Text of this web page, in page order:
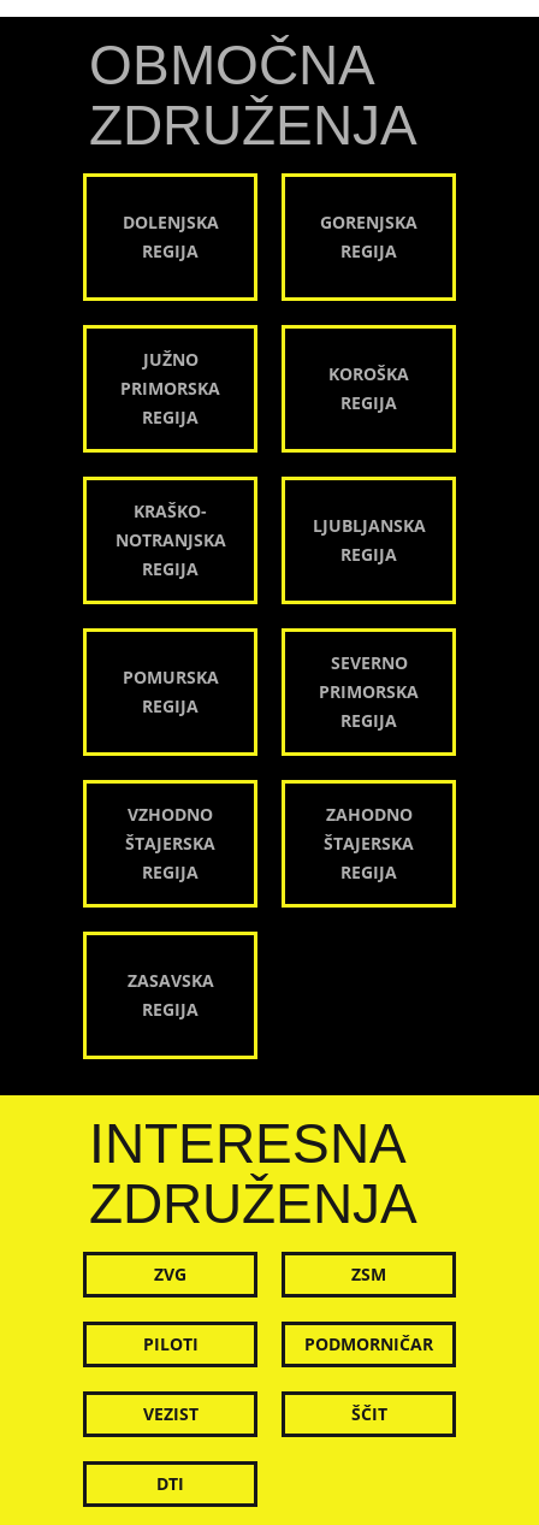
OBMOČNA
ZDRUŽENJA
DOLENJSKA
REGIJA
GORENJSKA
REGIJA
JUŽNO
PRIMORSKA
REGIJA
KOROŠKA
REGIJA
KRAŠKO-
NOTRANJSKA
REGIJA
LJUBLJANSKA
REGIJA
POMURSKA
REGIJA
SEVERNO
PRIMORSKA
REGIJA
VZHODNO
ŠTAJERSKA
REGIJA
ZAHODNO
ŠTAJERSKA
REGIJA
ZASAVSKA
REGIJA
INTERESNA
ZDRUŽENJA
ZVG ZSM
PILOTI PODMORNIČAR
VEZIST ŠČIT
DTI